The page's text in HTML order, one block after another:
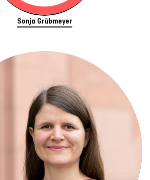
Sonja Grübmeyer